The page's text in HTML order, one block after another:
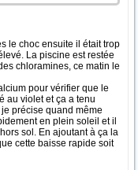
le choc ensuite il était trop
La piscine est restée
chloramines, ce matin le
pour vérifier que le
au violet et ça a tenu
précise quand même
en plein soleil et il
sol. En ajoutant à ça la
cette baisse rapide soit